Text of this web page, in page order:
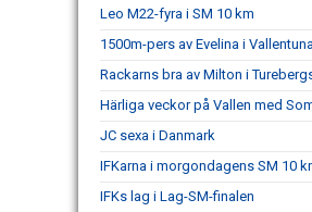
Leo M22-fyra i SM 10 km
1500m-pers av Evelina i
Rackarns bra av Milton i
Härliga veckor på Vallen med
JC sexa i Danmark
IFKarna i morgondagens SM 10
IFKs lag i Lag-SM-finalen